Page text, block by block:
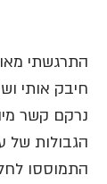
התרגשתי
חיבק אותי
נרקם קשר
הגבולות של
התמוססו